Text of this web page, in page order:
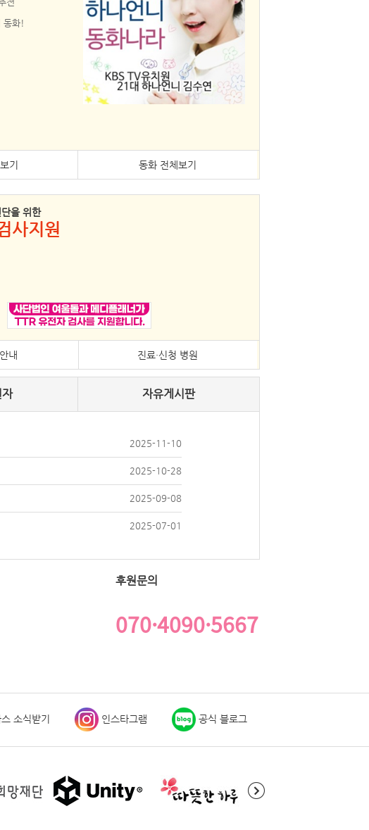
동화!
기 동화 전체보기
을 위한
사지원
내 진료·신청 병원
자 자유게시판
2025-11-10
2025-10-28
2025-09-08
2025-07-01
후원문의
070·4090·5667
스 소식받기 인스타그램 공식 블로그